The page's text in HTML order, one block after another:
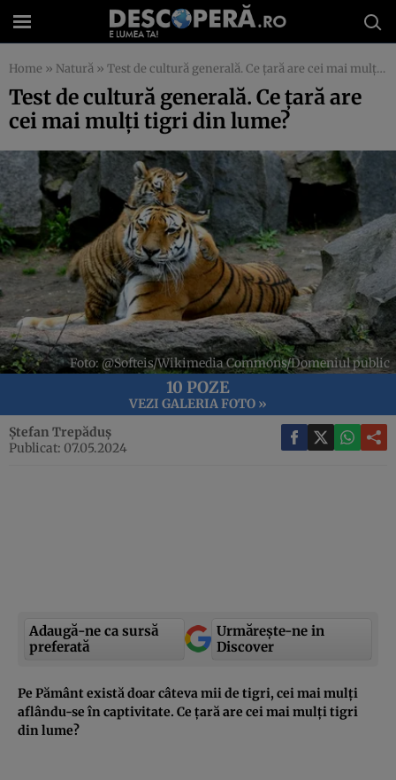
Home » Natură » Test de cultură generală. Ce țară are cei mai mulți tigri din lume?
Test de cultură generală. Ce țară are
cei mai mulți tigri din lume?
Foto: @Softeis/Wikimedia Commons/Domeniul public
10 POZE
VEZI GALERIA FOTO »
Ștefan Trepăduș
Publicat: 07.05.2024
Adaugă-ne ca sursă
preferată
Urmărește-ne in
Discover
Pe Pământ există doar câteva mii de tigri, cei mai mulți
aflându-se în captivitate. Ce țară are cei mai mulți tigri
din lume?